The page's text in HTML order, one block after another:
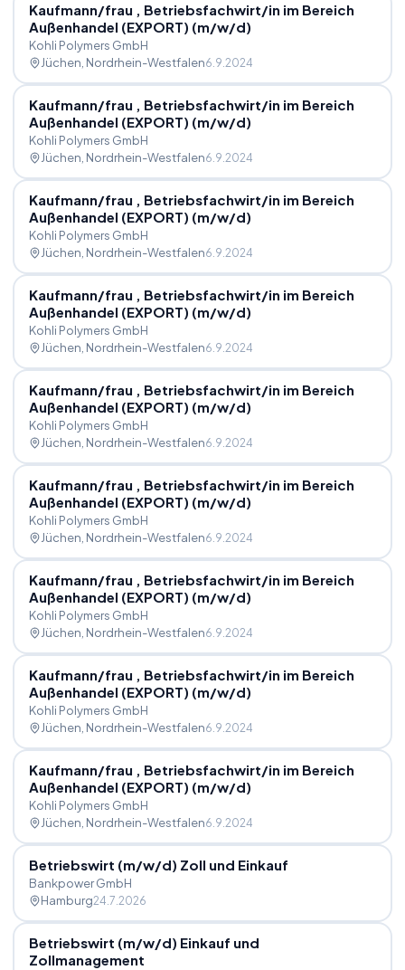
Kaufmann/frau , Betriebsfachwirt/in im Bereich
Außenhandel (EXPORT) (m/w/d)
Kohli Polymers GmbH
Jüchen , Nordrhein-Westfalen6.9.2024
Kaufmann/frau , Betriebsfachwirt/in im Bereich
Außenhandel (EXPORT) (m/w/d)
Kohli Polymers GmbH
Jüchen , Nordrhein-Westfalen6.9.2024
Kaufmann/frau , Betriebsfachwirt/in im Bereich
Außenhandel (EXPORT) (m/w/d)
Kohli Polymers GmbH
Jüchen , Nordrhein-Westfalen6.9.2024
Kaufmann/frau , Betriebsfachwirt/in im Bereich
Außenhandel (EXPORT) (m/w/d)
Kohli Polymers GmbH
Jüchen , Nordrhein-Westfalen6.9.2024
Kaufmann/frau , Betriebsfachwirt/in im Bereich
Außenhandel (EXPORT) (m/w/d)
Kohli Polymers GmbH
Jüchen , Nordrhein-Westfalen6.9.2024
Kaufmann/frau , Betriebsfachwirt/in im Bereich
Außenhandel (EXPORT) (m/w/d)
Kohli Polymers GmbH
Jüchen , Nordrhein-Westfalen6.9.2024
Kaufmann/frau , Betriebsfachwirt/in im Bereich
Außenhandel (EXPORT) (m/w/d)
Kohli Polymers GmbH
Jüchen , Nordrhein-Westfalen6.9.2024
Kaufmann/frau , Betriebsfachwirt/in im Bereich
Außenhandel (EXPORT) (m/w/d)
Kohli Polymers GmbH
Jüchen , Nordrhein-Westfalen6.9.2024
Kaufmann/frau , Betriebsfachwirt/in im Bereich
Außenhandel (EXPORT) (m/w/d)
Kohli Polymers GmbH
Jüchen , Nordrhein-Westfalen6.9.2024
Betriebswirt (m/w/d) Zoll und Einkauf
Bankpower GmbH
Hamburg24.7.2026
Betriebswirt (m/w/d) Einkauf und
Zollmanagement